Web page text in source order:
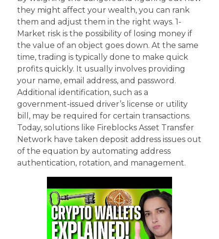
they might affect your wealth, you can rank
them and adjust them in the right ways. 1-
Market risk is the possibility of losing money if
the value of an object goes down. At the same
time, trading is typically done to make quick
profits quickly. It usually involves providing
your name, email address, and password.
Additional identification, such as a
government-issued driver’s license or utility
bill, may be required for certain transactions.
Today, solutions like Fireblocks Asset Transfer
Network have taken deposit address issues out
of the equation by automating address
authentication, rotation, and management.